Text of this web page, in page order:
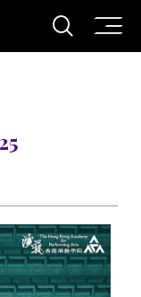
打開